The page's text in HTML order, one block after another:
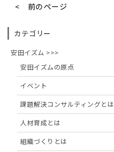
< 前のページ
カテゴリー
安田イズム >>>
安田イズムの原点
イベント
課題解決コンサルティングとは
人材育成とは
組織づくりとは